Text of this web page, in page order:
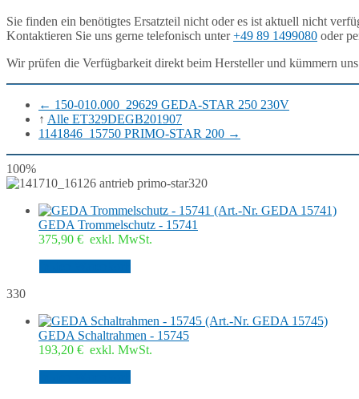
Sie finden ein benötigtes Ersatzteil nicht oder es ist aktuell nicht
Kontaktieren Sie uns gerne telefonisch unter+49 89 1499080 oder
Wir prüfen die Verfügbarkeit direkt beim Hersteller und kümmern
← 150-010.000_29629 GEDA-STAR 250 230V
↑ Alle ET329DEGB201907
1141846_15750 PRIMO-STAR 200 →
100%
320
GEDA Trommelschutz - 15741
375,90 € exkl. MwSt.
330
GEDA Schaltrahmen - 15745
193,20 € exkl. MwSt.